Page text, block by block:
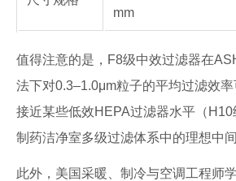
mm
值得注意的是，F8级中效过滤器在
法下对0.3–1.0μm粒子的平均过滤效
接近某些低效HEPA过滤器水平（
制药洁净室多级过滤体系中的理想中间
此外，美国采暖、制冷与空调工程师